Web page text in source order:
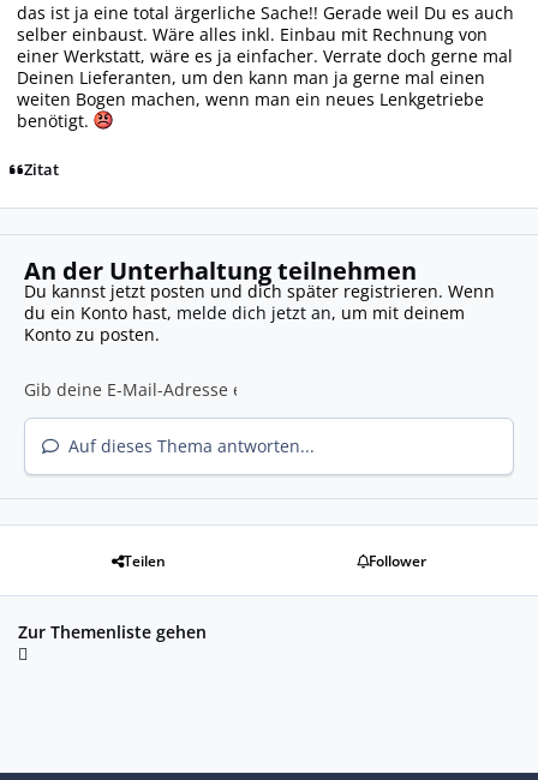
das ist ja eine total ärgerliche Sache!! Gerade weil Du es auch
selber einbaust. Wäre alles inkl. Einbau mit Rechnung von
einer Werkstatt, wäre es ja einfacher. Verrate doch gerne mal
Deinen Lieferanten, um den kann man ja gerne mal einen
weiten Bogen machen, wenn man ein neues Lenkgetriebe
benötigt.
Zitat
An der Unterhaltung teilnehmen
Du kannst jetzt posten und dich später registrieren. Wenn
du ein Konto hast, melde dich jetzt an, um mit deinem
Konto zu posten.
Auf dieses Thema antworten...
Teilen Follower
Zur Themenliste gehen